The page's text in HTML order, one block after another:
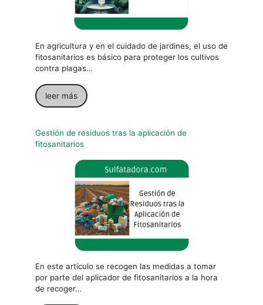
En agricultura y en el cuidado de jardines, el uso de
fitosanitarios es básico para proteger los cultivos
contra plagas…
leer más
Gestión de residuos tras la aplicación de
fitosanitarios
En este artículo se recogen las medidas a tomar
por parte del aplicador de fitosanitarios a la hora
de recoger…